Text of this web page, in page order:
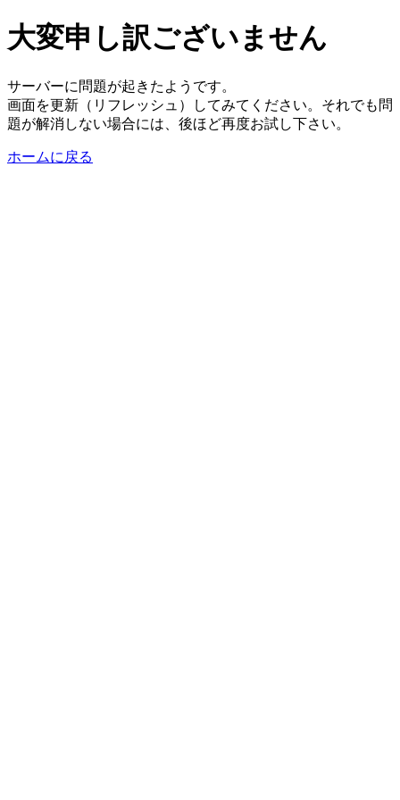
大変申し訳ございません
サーバーに問題が起きたようです。
画面を更新（リフレッシュ）してみてください。それでも問
題が解消しない場合には、後ほど再度お試し下さい。
ホームに戻る